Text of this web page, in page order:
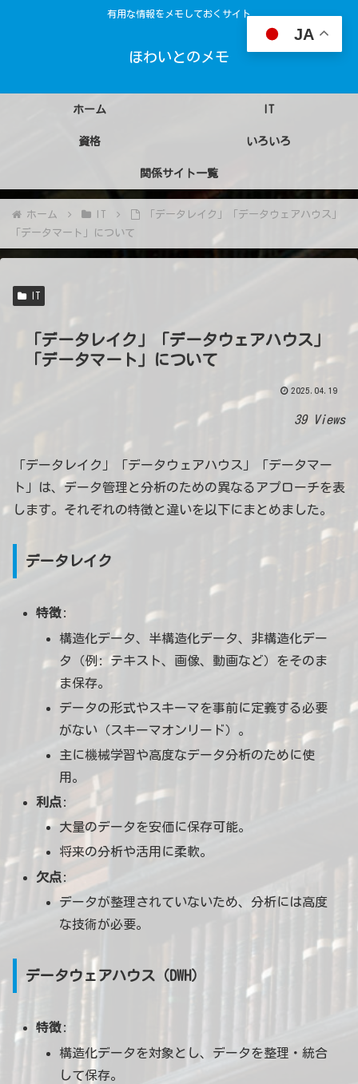
有用な情報をメモしておくサイト
ほわいとのメモ
ホーム IT
資格 いろいろ
関係サイト一覧
ホーム
「データレイク」「データウェアハウス」
「データマート」について
IT
「データレイク」「データウェアハウス」
「データマート」について
2025.04.19
39 Views
「データレイク」「データウェアハウス」「データマー
ト」は、データ管理と分析のための異なるアプローチを表
します。それぞれの特徴と違いを以下にまとめました。
データレイク
特徴:
構造化データ、半構造化データ、非構造化デー
タ（例: テキスト、画像、動画など）をそのま
ま保存。
データの形式やスキーマを事前に定義する必要
がない（スキーマオンリード）。
主に機械学習や高度なデータ分析のために使
用。
利点 :
大量のデータを安価に保存可能。
将来の分析や活用に柔軟。
欠点 :
データが整理されていないため、分析には高度
な技術が必要。
データウェアハウス（DWH）
特徴:
構造化データを対象とし、データを整理・統合
して保存。
JA